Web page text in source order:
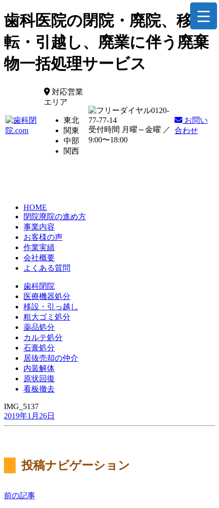
歯科医院の閉院・廃院、移
転・引越し、廃業に伴う廃棄
物一括処理サービス
対応営業
エリア
東北
関東
中部
関西
0120-
77-77-14
受付時間 月曜～金曜 ／
9:00〜18:00
お問い
合わせ
HOME
閉院廃院の進め方
事業内容
お客様の声
作業実績
会社概要
よくある質問
歯科閉院
医療機器処分
移設・引っ越し
粗大ゴミ処分
薬品処分
カルテ処分
石膏処分
居抜売却の仲介
内装解体
原状回復
看板撤去
IMG_5137
2019年1月26日
投稿ナビゲーション
前の記事